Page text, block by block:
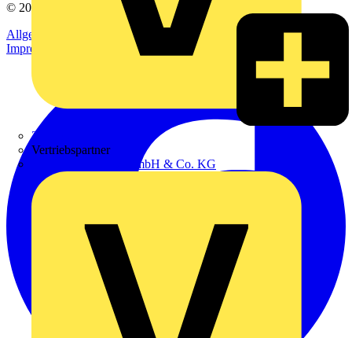
Zumtobel
Vertriebspartner
Adalbert Zajadacz GmbH & Co. KG
© 2002-
Voltimum
Allgemeine Geschäftsbedingungen
Datenschutzerklärung
Impressum